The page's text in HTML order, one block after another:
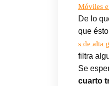
Móviles
De lo
que
s de alta
filtra
Se
cuarto